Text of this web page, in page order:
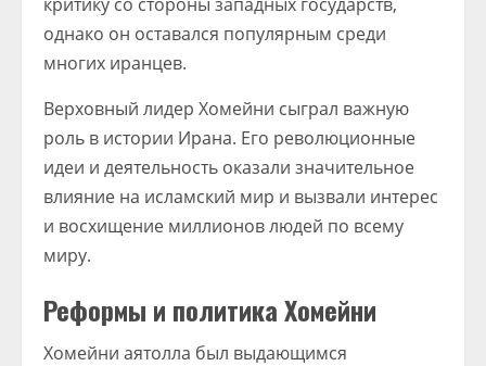
однако он оставался популярным среди
многих иранцев.
Верховный лидер Хомейни сыграл важную
роль в истории Ирана. Его революционные
идеи и деятельность оказали значительное
влияние на исламский мир и вызвали интерес
и восхищение миллионов людей по всему
миру.
Реформы и политика Хомейни
Хомейни аятолла был выдающимся